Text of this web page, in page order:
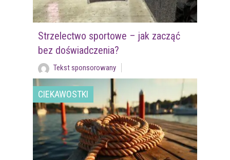
Strzelectwo sportowe – jak zacząć
bez doświadczenia?
Tekst sponsorowany
CIEKAWOSTKI